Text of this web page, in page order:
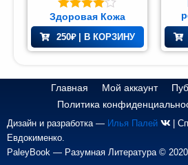
Оценка
4.00из 5
Здоровая Кожа
250₽ | В КОРЗИНУ
Главная Мой аккаунт
Политика
Дизайн и разработка — Илья Палей
|
Евдокименко.
PaleyBook — Разумная Литература ©